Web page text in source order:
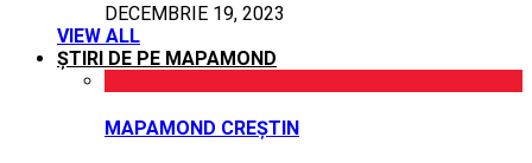
DECEMBRIE 19, 2023
VIEW ALL
ȘTIRI DE PE MAPAMOND
MAPAMOND CREȘTIN